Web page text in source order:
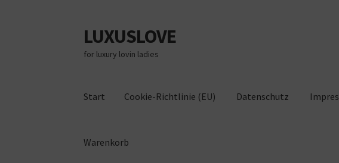
Zur
Navigation
springen
Zum
Inhalt
springen
LUXUSLOVE
for luxury lovin ladies
Start Cookie-Richtlinie (EU) Datenschutz
Warenkorb